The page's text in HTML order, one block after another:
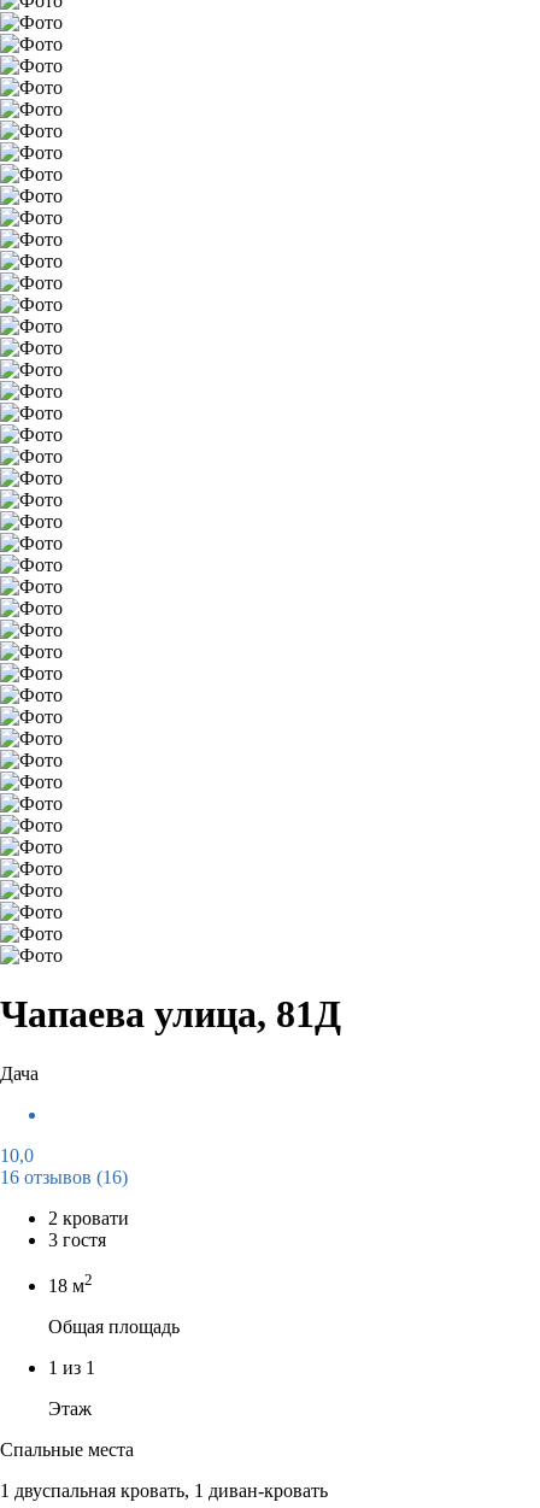
Чапаева улица, 81Д
Дача
10,0
16 отзывов (16)
2 кровати
3 гостя
18 м2
Общая площадь
1 из 1
Этаж
Спальные места
1 двуспальная кровать, 1 диван-кровать